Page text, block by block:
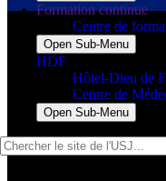
Formation continue
Centre de
Open Sub-Menu
HDF
Hôtel-Dieu de
Centre de
Open Sub-Menu